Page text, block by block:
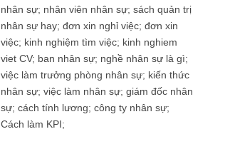
nhân sự; nhân viên nhân sự; sách quản trị
nhân sự hay; đơn xin nghỉ việc; đơn xin
việc; kinh nghiệm tìm việc; kinh nghiem
viet CV; ban nhân sự; nghề nhân sự là gì;
việc làm trưởng phòng nhân sự; kiến thức
nhân sự; việc làm nhân sự; giám đốc nhân
sự; cách tính lương; công ty nhân sự;
Cách làm KPI;